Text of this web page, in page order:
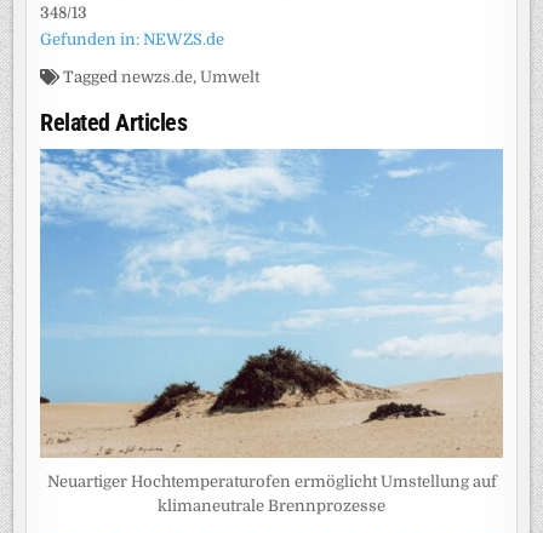
348/13
Gefunden in: NEWZS.de
Taggednewzs.de,Umwelt
Related Articles
Neuartiger Hochtemperaturofen ermöglicht Umstellung auf
klimaneutrale Brennprozesse